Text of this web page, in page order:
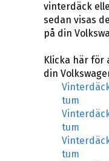
vinterdäck
sedan visas
på din
Klicka här för
din
tum
tum
tum